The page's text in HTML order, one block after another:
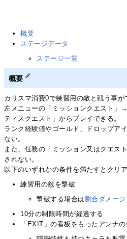
概要
ステージデータ
ステージ一覧
概要
カリスマ消費0で練習用の敵と戦う事が
左メニューの「ミッションクエスト」
ティスクエスト」からプレイできる。
ランク経験値やゴールド、ドロップア
ない。
また、任務の「ミッション又はクエス
されない。
以下のいずれかの条件を満たすとクリア
練習用の敵を撃破
撃破する場合は割合ダメージ
10分の制限時間が経過する
「EXIT」の看板をもったアンナ